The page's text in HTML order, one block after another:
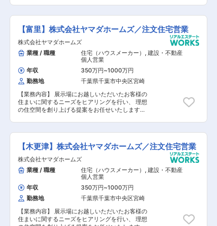
要望ヒアリング ■定期的な連絡（メール・電
話） 2. 提案・契約 ■家づくりのプランニン
グ・提案 ■契約対応 3. 社内調整・工事準備
■設計士との打合せ（間取り・仕様など） 4. 引渡
し・アフターフォロー ■引渡し対応 ■アフタ
ーフォロー など 【未経験の場合】 入社後3年
程度はアシスタント業務をお任せします。
【富里】株式会社ヤマダホームズ／注文住宅営業
株式会社ヤマダホームズ
業種 / 職種
住宅（ハウスメーカー） , 建設・不動産
個人営業
年収
350万円~1000万円
勤務地
千葉県千葉市中央区宮崎
【業務内容】 展示場にお越しいただいたお客様の
住まいに関するニーズをヒアリングを行い、 理想
の住空間を創り上げる提案をお任せいたします。
要望ヒアリング ■定期的な連絡（メール・電
話） 2. 提案・契約 ■家づくりのプランニン
グ・提案 ■契約対応 3. 社内調整・工事準備
■設計士との打合せ（間取り・仕様など） 4. 引渡
し・アフターフォロー ■引渡し対応 ■アフタ
ーフォロー など 【未経験の場合】 入社後3年
程度はアシスタント業務をお任せします。
【木更津】株式会社ヤマダホームズ／注文住宅営業
株式会社ヤマダホームズ
業種 / 職種
住宅（ハウスメーカー） , 建設・不動産
個人営業
年収
350万円~1000万円
勤務地
千葉県千葉市中央区宮崎
【業務内容】 展示場にお越しいただいたお客様の
住まいに関するニーズをヒアリングを行い、 理想